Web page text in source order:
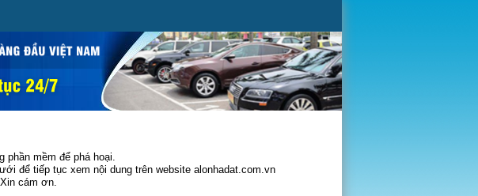
phần mềm để phá hoại.
để tiếp tục xem nội dung trên website alonhadat.com.vn
cám ơn.